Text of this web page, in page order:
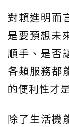
對賴進明而
是要預想未
順手、是否
各類服務都
的便利性才
除了生活機